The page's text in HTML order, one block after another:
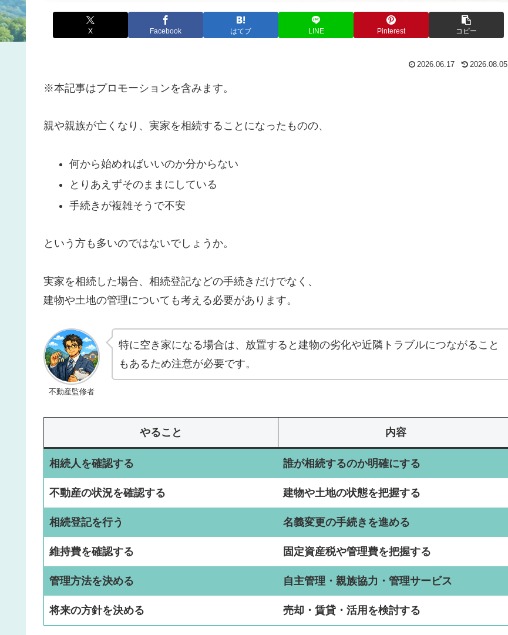
X Facebook はてブ LINE Pinterest コピー
2026.06.17 2026.08.05
※本記事はプロモーションを含みます。
親や親族が亡くなり、実家を相続することになったものの、
何から始めればいいのか分からない
とりあえずそのままにしている
手続きが複雑そうで不安
という方も多いのではないでしょうか。
実家を相続した場合、相続登記などの手続きだけでなく、
建物や土地の管理についても考える必要があります。
不動産監修者
特に空き家になる場合は、放置すると建物の劣化や近隣トラブルにつながること
もあるため注意が必要です。
やること 内容
相続人を確認する 誰が相続するのか明確にする
不動産の状況を確認する 建物や土地の状態を把握する
相続登記を行う 名義変更の手続きを進める
維持費を確認する 固定資産税や管理費を把握する
管理方法を決める 自主管理・親族協力・管理サービス
将来の方針を決める 売却・賃貸・活用を検討する